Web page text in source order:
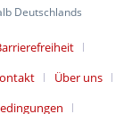
Deutschlands
Über uns